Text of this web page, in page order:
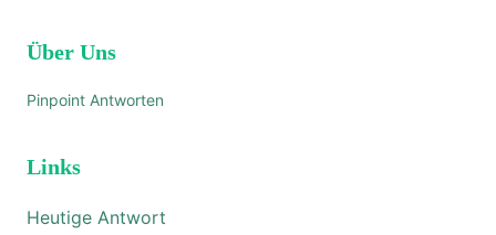
Über Uns
Pinpoint Antworten
Links
Heutige Antwort